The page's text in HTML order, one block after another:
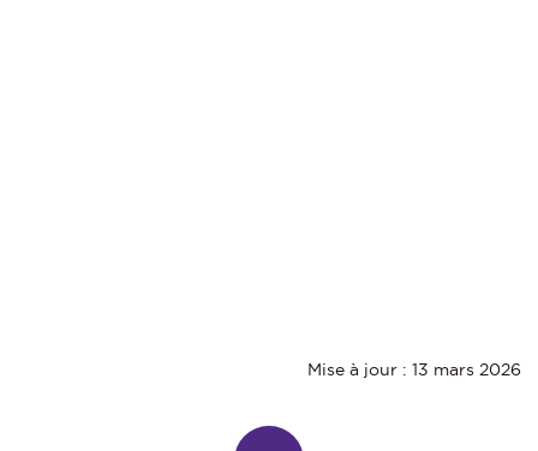
Mise à jour : 13 mars 2026